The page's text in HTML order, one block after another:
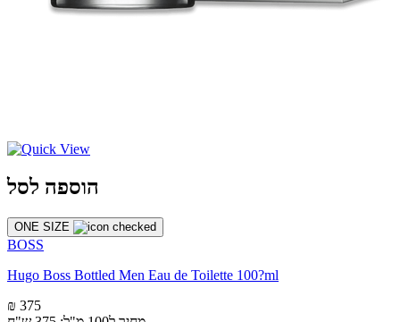
הוספה לסל
ONE SIZE
BOSS
Hugo Boss Bottled Men Eau de Toilette 100?ml
₪ 375